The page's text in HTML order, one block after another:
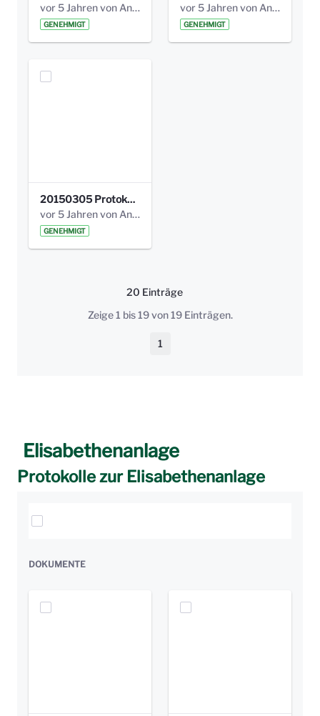
vor 5 Jahren von Anni Schlumberger
GENEHMIGT
vor 5 Jahren von Anni Schlumberger
GENEHMIGT
20150305 Protokoll Bismarckplatz _UrbanG_01.pdf
vor 5 Jahren von Anni Schlumberger
GENEHMIGT
20 Einträge
Pro Seite
Zeige 1 bis 19 von 19 Einträgen.
Seite
1
Elisabethenanlage
Protokolle zur Elisabethenanlage
Elemente auswählen
DOKUMENTE